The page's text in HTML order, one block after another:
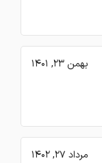
بهمن 23, 1401
مرداد 27, 1402